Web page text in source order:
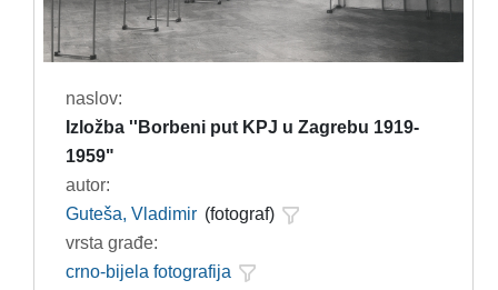
naslov:
Izložba ''Borbeni put KPJ u Zagrebu 1919-
1959"
autor:
Guteša, Vladimir (fotograf)
vrsta građe:
crno-bijela fotografija